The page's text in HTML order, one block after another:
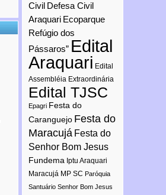
Civil Defesa Civil
Araquari Ecoparque
Refúgio dos
Pássaros” Edital
Araquari Edital
Assembléia Extraordinária
Edital TJSC
Epagri Festa do
Caranguejo Festa do
Maracujá Festa do
Senhor Bom Jesus
Fundema Iptu Araquari
Maracujá MP SC Paróquia
Santuário Senhor Bom Jesus